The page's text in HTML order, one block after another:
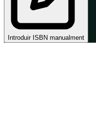
Introduir ISBN manualment